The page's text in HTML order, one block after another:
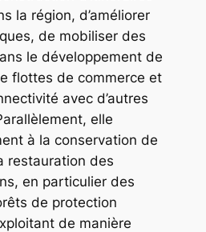
la région, d’améliorer
de mobiliser des
le développement de
flottes de commerce et
avec d’autres
elle
à la conservation de
restauration des
en particulier des
de protection
de manière